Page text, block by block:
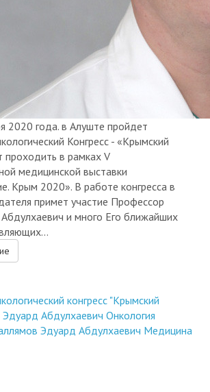
2020 года. в Алуште пройдет
Конгресс - «Крымский
проходить в рамках V
медицинской выставки
Крым 2020». В работе конгресса в
примет участие Профессор
и много Его ближайших
конгресс "Крымский
Эдуард Абдулхаевич Онкология
Эдуард Абдулхаевич Медицина